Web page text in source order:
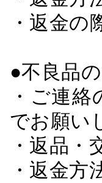
・返金
●不良品
・ご連
でお願い
・返品
・返金